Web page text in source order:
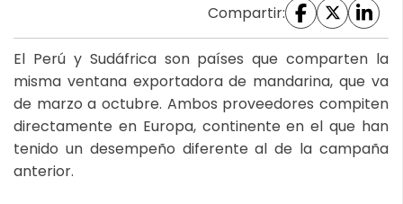
Compartir:
El Perú y Sudáfrica son países que comparten la
misma ventana exportadora de mandarina, que va
de marzo a octubre. Ambos proveedores compiten
directamente en Europa, continente en el que han
tenido un desempeño diferente al de la campaña
anterior.